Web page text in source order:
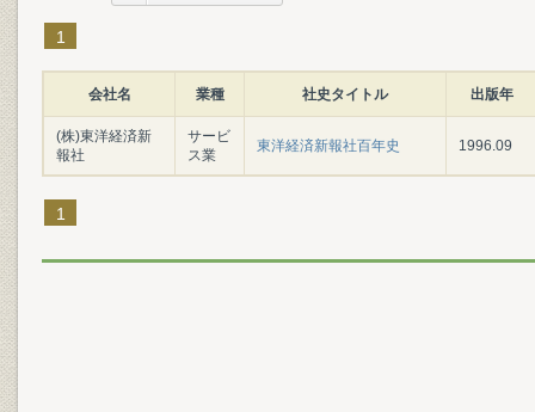
1
会社名 業種 社史タイトル 出版年
(株)東洋経済新
報社
サービ
ス業
東洋経済新報社百年史 1996.09
1